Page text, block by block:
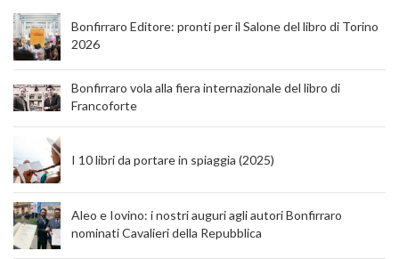
Bonfirraro Editore: pronti per il Salone del libro di Torino
2026
Bonfirraro vola alla fiera internazionale del libro di
Francoforte
I 10 libri da portare in spiaggia (2025)
Aleo e Iovino: i nostri auguri agli autori Bonfirraro
nominati Cavalieri della Repubblica